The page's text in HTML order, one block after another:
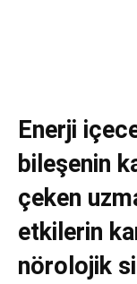
Enerji
bileşenin
çeken
etkilerin
nörolojik